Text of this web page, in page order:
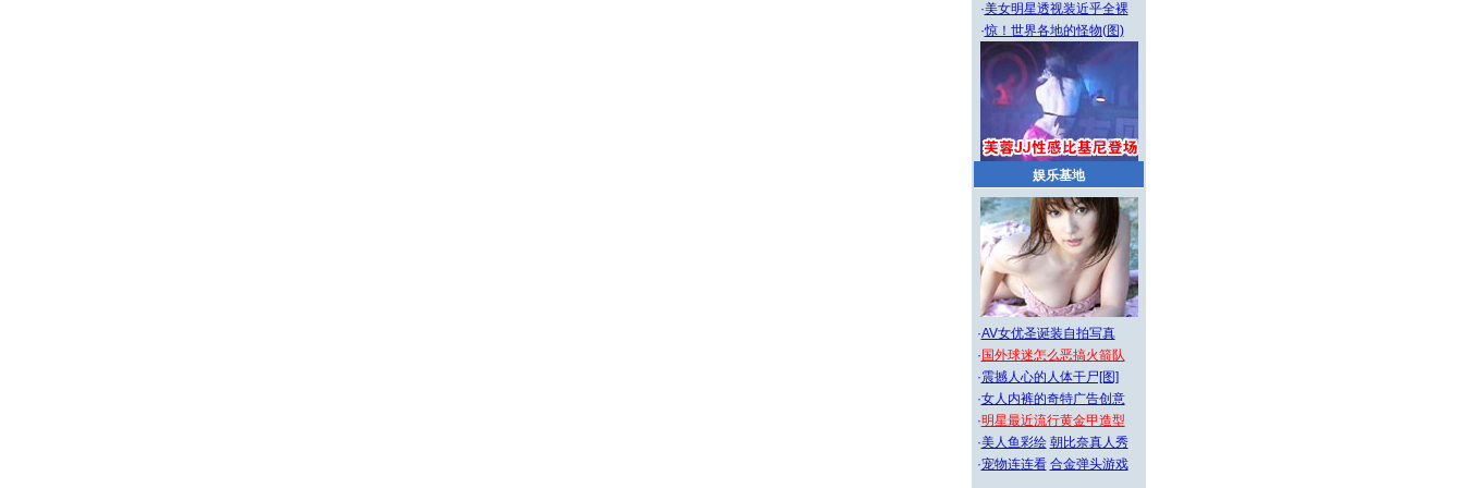
·美女明星透视装近乎全裸
·惊！世界各地的怪物(图)
娱乐基地
·AV女优圣诞装自拍写真
· 国外球迷怎么恶搞火箭队
·震撼人心的人体干尸[图]
·女人内裤的奇特广告创意
·明星最近流行黄金甲造型
·美人鱼彩绘 朝比奈真人秀
·宠物连连看 合金弹头游戏